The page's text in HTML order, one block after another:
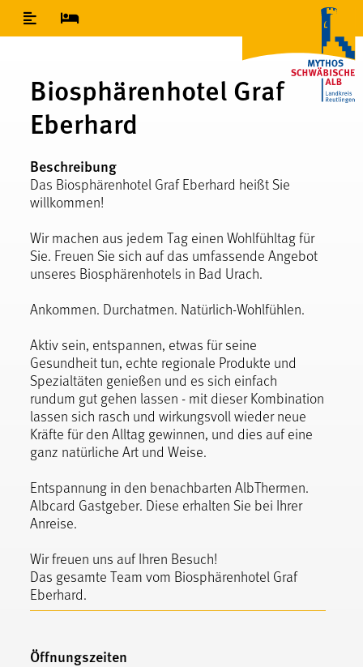
Inhaltsverzeichnis
Biosphärenhotel Graf
Eberhard
Beschreibung
Das Biosphärenhotel Graf Eberhard heißt Sie
willkommen!
Wir machen aus jedem Tag einen Wohlfühltag für
Sie. Freuen Sie sich auf das umfassende Angebot
unseres Biosphärenhotels in Bad Urach.
Ankommen. Durchatmen. Natürlich-Wohlfühlen.
Aktiv sein, entspannen, etwas für seine
Gesundheit tun, echte regionale Produkte und
Spezialtäten genießen und es sich einfach
rundum gut gehen lassen - mit dieser Kombination
lassen sich rasch und wirkungsvoll wieder neue
Kräfte für den Alltag gewinnen, und dies auf eine
ganz natürliche Art und Weise.
Entspannung in den benachbarten AlbThermen.
Albcard Gastgeber. Diese erhalten Sie bei Ihrer
Anreise.
Wir freuen uns auf Ihren Besuch!
Das gesamte Team vom Biosphärenhotel Graf
Eberhard.
Öffnungszeiten